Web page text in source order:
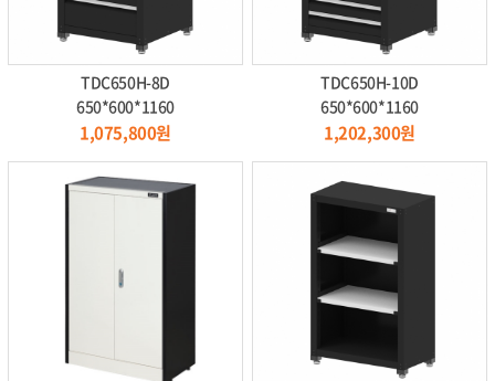
TDC650H-8D
650*600*1160
1,075,800원
TDC650H-10D
650*600*1160
1,202,300원